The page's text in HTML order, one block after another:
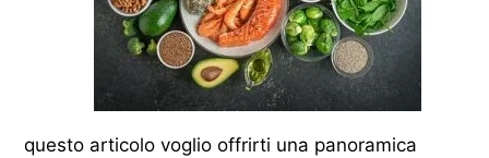
questo articolo voglio offrirti una panoramica